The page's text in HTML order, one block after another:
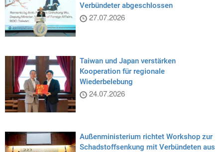
Verbündeter abgeschlossen
27.07.2026
Taiwan und Japan verstärken
Kooperation für regionale
Wiederbelebung
24.07.2026
Außenministerium richtet Workshop zur
Schadstoffsenkung mit Verbündeten aus